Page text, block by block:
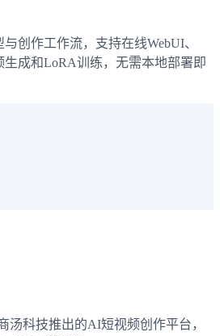
创作工作流，支持在线WebUI、
成和LoRA训练，无需本地部署即
汤科技推出的AI短视频创作平台，